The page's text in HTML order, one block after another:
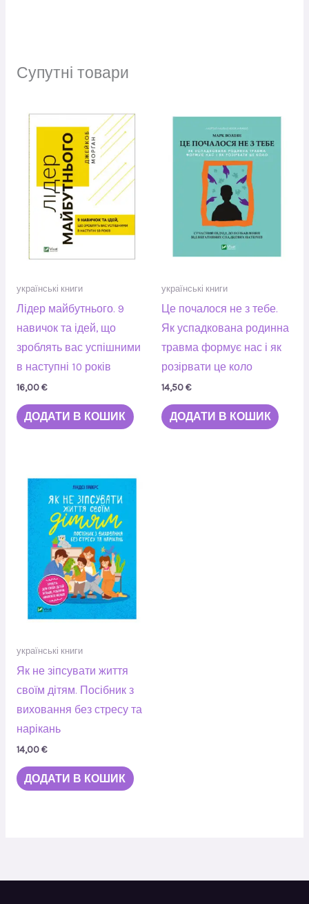
Супутні товари
українські книги
Лідер майбутнього. 9
навичок та ідей, що
зроблять вас успішними
в наступні 10 років
16,00€
ДОДАТИ В КОШИК
українські книги
Це почалося не з тебе.
Як успадкована родинна
травма формує нас і як
розірвати це коло
14,50€
ДОДАТИ В КОШИК
українські книги
Як не зіпсувати життя
своїм дітям. Посібник з
виховання без стресу та
нарікань
14,00€
ДОДАТИ В КОШИК